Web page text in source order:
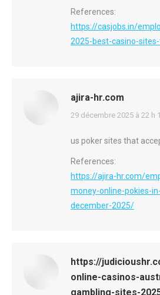
References:
https://casjobs.in/
2025-best-casino-
ajira-hr.com
says:
29 décembre 2025 à 22 h
us poker sites that
References:
https://ajira-hr.com/
money-online-pokies-
december-2025/
https://
online-casinos-
gambling-sites-